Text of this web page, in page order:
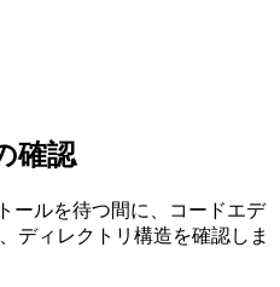
確認
ールを待つ間に、コードエデ
ディレクトリ構造を確認しま